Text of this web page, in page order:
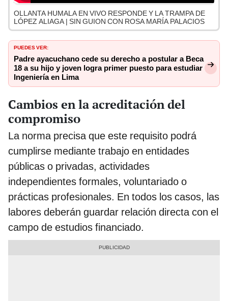
OLLANTA HUMALA EN VIVO RESPONDE Y LA TRAMPA DE
LÓPEZ ALIAGA | SIN GUION CON ROSA MARÍA PALACIOS
PUEDES VER:
Padre ayacuchano cede su derecho a postular a Beca
18 a su hijo y joven logra primer puesto para estudiar
Ingeniería en Lima
Cambios en la acreditación del
compromiso
La norma precisa que este requisito podrá
cumplirse mediante trabajo en entidades
públicas o privadas, actividades
independientes formales, voluntariado o
prácticas profesionales. En todos los casos, las
labores deberán guardar relación directa con el
campo de estudios financiado.